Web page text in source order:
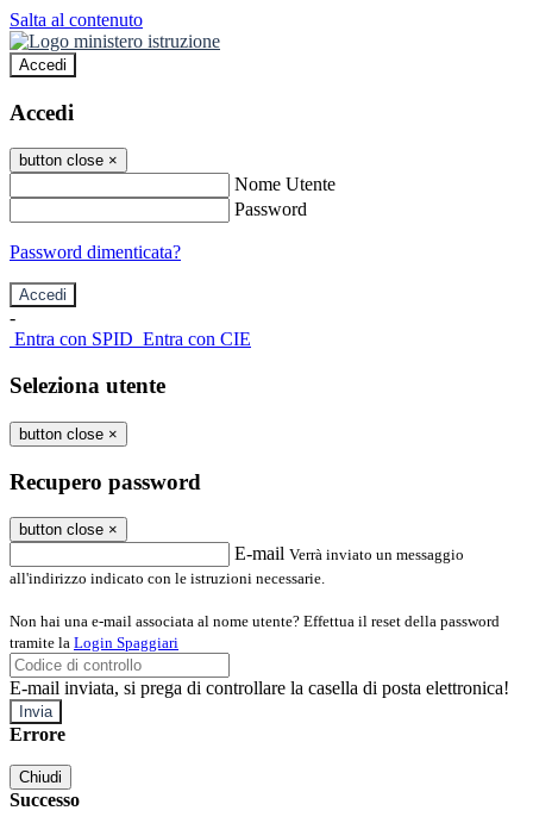
Salta al contenuto
Accedi
Accedi
button close ×
Nome Utente
Password
Password dimenticata?
-
Entra con SPID Entra con CIE
Seleziona utente
button close ×
Recupero password
button close ×
E-mail Verrà inviato un messaggio
all'indirizzo indicato con le istruzioni necessarie.
Non hai una e-mail associata al nome utente? Effettua il reset della password
tramite la Login Spaggiari
E-mail inviata, si prega di controllare la casella di posta elettronica!
Errore
Chiudi
Successo